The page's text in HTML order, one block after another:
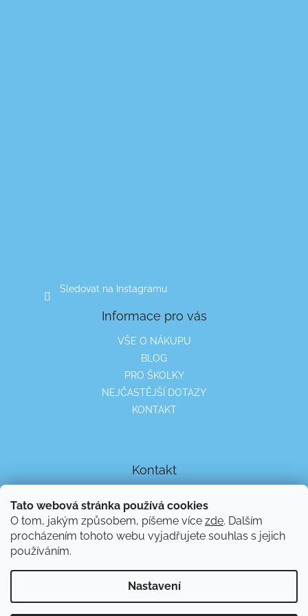
Tato webová stránka používá cookies
O tom, jakým způsobem, píšeme více zde. Dalším
procházením tohoto webu vyjadřujete souhlas s jejich
používáním.
Nastavení
Sledovat na Instagramu
Informace pro vás
VŠE O NÁKUPU
BLOG
PRO ŠKOLKY
NEJČASTĚJŠÍ DOTAZY
KONTAKT
Kontakt
773 666 188
https://www.fb.com/pohybovka.hry
Vytvořil Shoptet